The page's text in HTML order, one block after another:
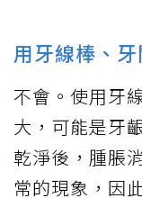
用牙線棒、
不會。使用牙
大，可能是牙
乾淨後，腫脹
常的現象，因